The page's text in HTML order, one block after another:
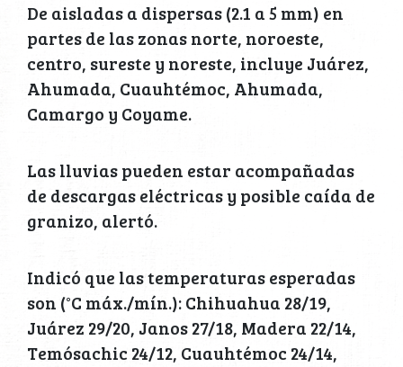
De aisladas a dispersas (2.1 a 5 mm) en
partes de las zonas norte, noroeste,
centro, sureste y noreste, incluye Juárez,
Ahumada, Cuauhtémoc, Ahumada,
Camargo y Coyame.
Las lluvias pueden estar acompañadas
de descargas eléctricas y posible caída de
granizo, alertó.
Indicó que las temperaturas esperadas
son (°C máx./mín.): Chihuahua 28/19,
Juárez 29/20, Janos 27/18, Madera 22/14,
Temósachic 24/12, Cuauhtémoc 24/14,